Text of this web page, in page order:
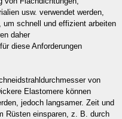
usw. verwendet werden,
um schnell und effizient arbeiten
daher
diese Anforderungen
von
Elastomere können
jedoch langsamer. Zeit und
Rüsten einsparen, z. B. durch